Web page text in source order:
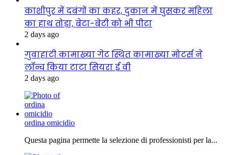
काशीपुर में दबंगों का कहर, दुकान में घुसकर महिला
का हाथ तोड़ा, बेटा-बेटी को भी पीटा
2 days ago
गुवाहाटी कामाख्या गेट स्थित कामाख्या मोटर्स ने
लॉन्च किया टाटा सियरा ई वी
2 days ago
ordina omicidio
Questa pagina permette la selezione di professionisti per la...